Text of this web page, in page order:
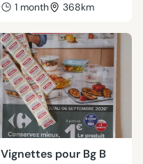
1 month 368km
Vignettes pour Bg B